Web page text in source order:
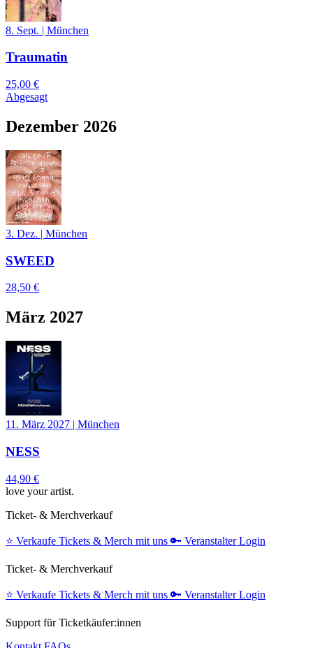
8. Sept. | München
Traumatin
25,00 €
Abgesagt
Dezember 2026
3. Dez. | München
SWEED
28,50 €
März 2027
11. März 2027 | München
NESS
44,90 €
love your artist.
Ticket- & Merchverkauf
⭐️ Verkaufe Tickets & Merch mit uns 🔑 Veranstalter Login
Ticket- & Merchverkauf
⭐️ Verkaufe Tickets & Merch mit uns 🔑 Veranstalter Login
Support für Ticketkäufer:innen